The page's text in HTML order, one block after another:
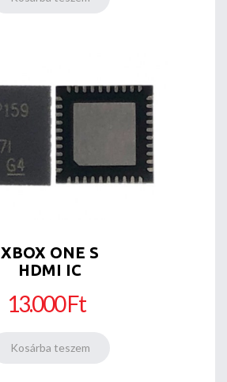
XBOX ONE S
HDMI IC
13.000 Ft